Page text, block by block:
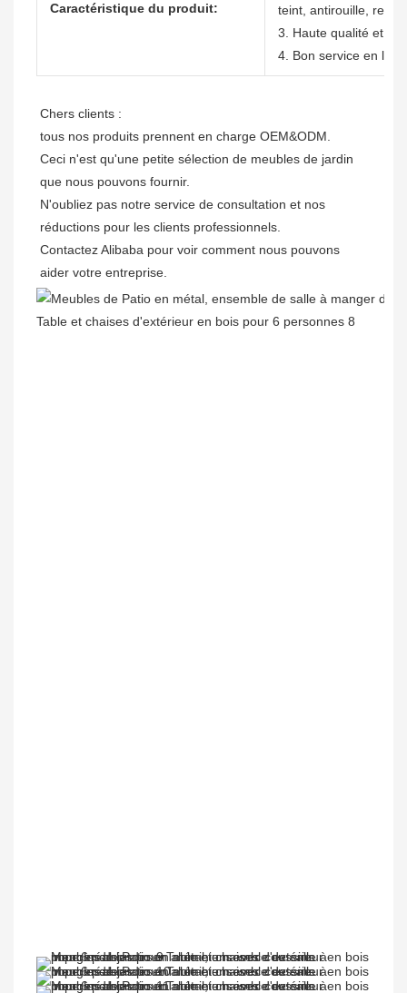
Caractéristique du produit:
teint, antirouille,
3. Haute qualité et
4. Bon service en
Chers clients :
tous nos produits prennent en charge OEM&ODM.
Ceci n'est qu'une petite sélection de meubles de jardin
que nous pouvons fournir.
N'oubliez pas notre service de consultation et nos
réductions pour les clients professionnels.
Contactez Alibaba pour voir comment nous pouvons